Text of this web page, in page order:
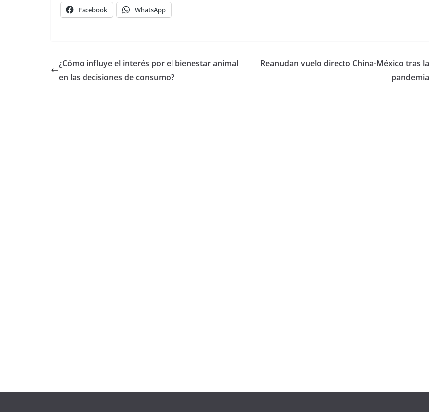
Facebook WhatsApp
¿Cómo influye el interés por el bienestar animal
en las decisiones de consumo?
Reanudan vuelo directo China-México tras la
pandemia